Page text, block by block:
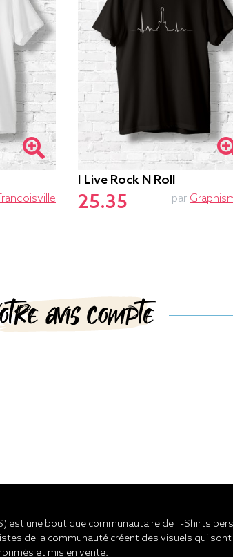
I Live Rock N Roll
25.35 par
avis compte
est une boutique communautaire de T-Shirts
de la communauté créent des visuels qui
et mis en vente.